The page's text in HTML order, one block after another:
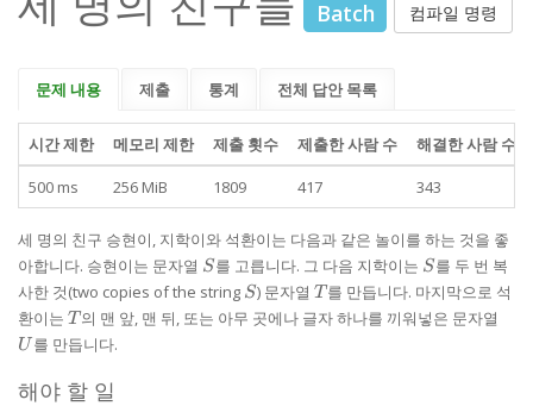
Batch 컴파일 명령
문제 내용 제출 통계 전체 답안 목록
시간 제한 메모리 제한 제출 횟수 제출한 사람 수
해결한 사람 수
500 ms
256 MiB 1809 417 343
세 명의 친구 승현이, 지학이와 석환이는 다음과 같은 놀이를 하는 것을 좋
아합니다. 승현이는 문자열 S
S를 고릅니다. 그 다음 지학이는 S
S를 두 번 복
사한 것(two copies of the string S
S) 문자열 T
T 를 만듭니다. 마지막으로 석
환이는 T
T 의 맨 앞, 맨 뒤, 또는 아무 곳에나 글자 하나를 끼워넣은 문자열
U 를 만듭니다.
해야 할 일